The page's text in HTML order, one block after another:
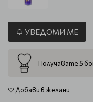
УВЕДОМИ МЕ
Получавате5
Добави в желани